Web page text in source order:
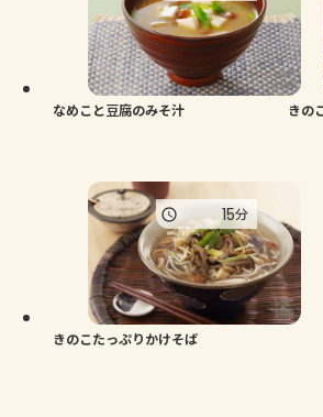
よくあるお問い合わせ
お買い物
なめこと豆腐のみそ汁 きの
きのこたっぷりかけそば
15分